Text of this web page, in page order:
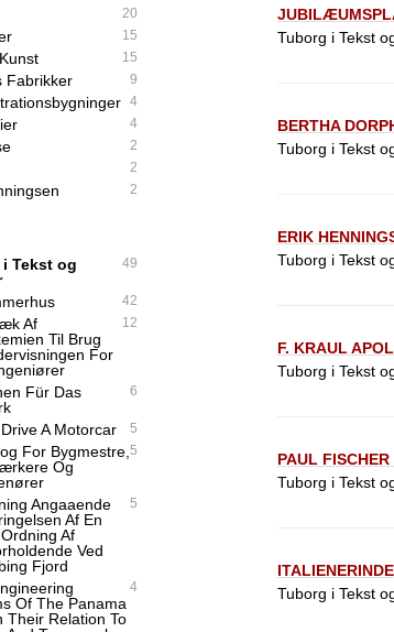
20
15
15
Fabrikker 9
4
4
2
2
2
Tekst og
49
42
Af
Til Brug
For
12
Für Das
6
A Motorcar 5
For Bygmestre,
Og
5
Angaaende
Af En
Af
Ved
Fjord
5
Of The Panama
Their Relation To
4
Tuborg i Tekst
BERTHA
Tuborg i Tekst
ERIK
Tuborg i Tekst
F. KRAUL
Tuborg i Tekst
PAUL
Tuborg i Tekst
ITALIENERINDE
Tuborg i Tekst